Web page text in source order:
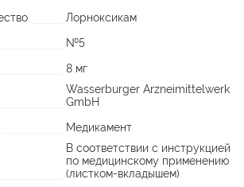
Лорноксикам
№5
8 мг
Wasserburger Arzneimittelwerk
GmbH
Медикамент
В соответствии с инструкцией
по медицинскому применению
(листком-вкладышем)